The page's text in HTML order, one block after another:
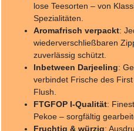
lose Teesorten – von
Spezialitäten.
Aromafrisch verpackt:
wiederverschließbaren
zuverlässig schützt.
Inbetween Darjeeling:
verbindet Frische des
Flush.
FTGFOP I-Qualität:
Pekoe – sorgfältig
Fruchtig & würzig: